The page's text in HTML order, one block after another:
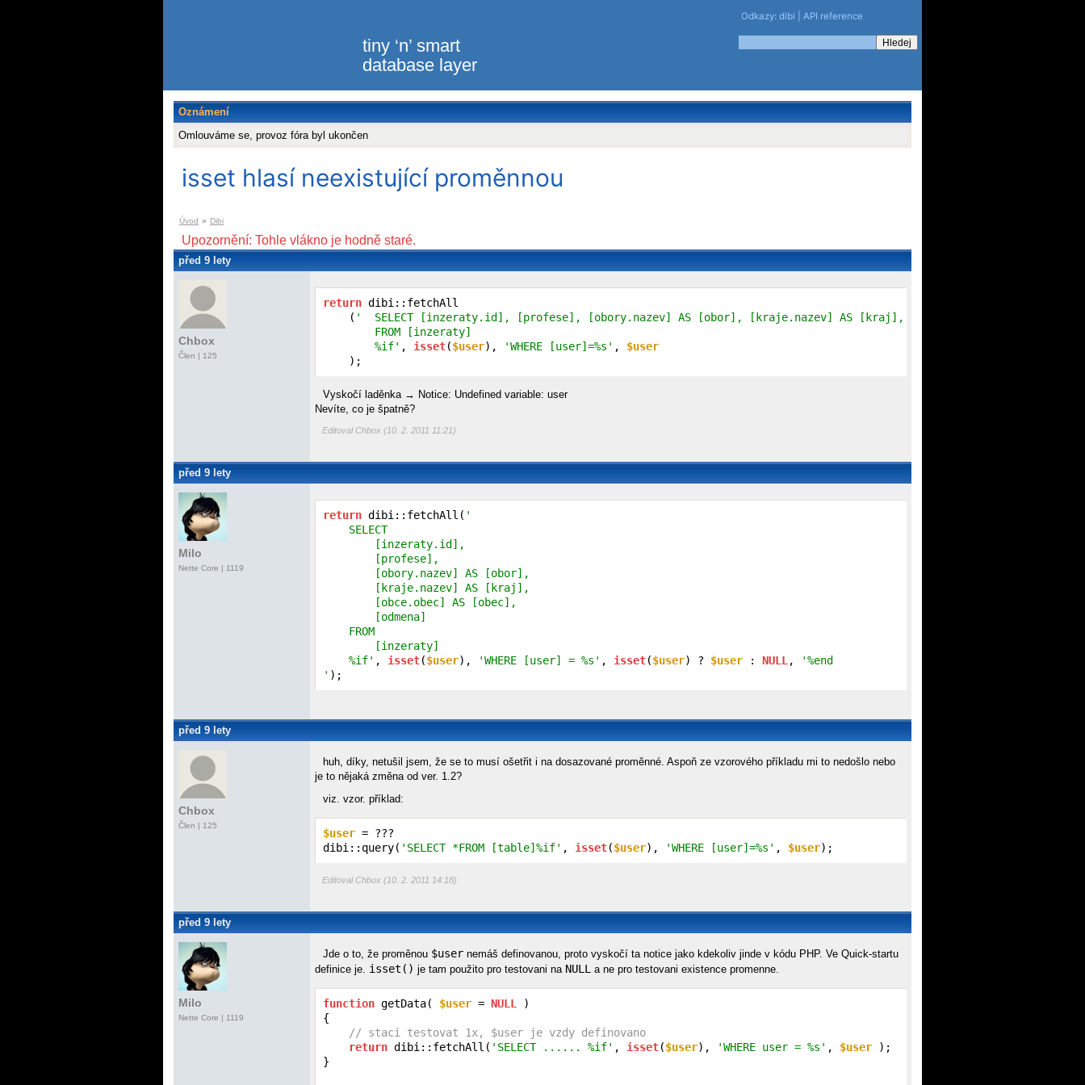
tiny ‘n’ smart
database layer
Odkazy: dibi API reference
Oznámení
Omlouváme se, provoz fóra byl ukončen
isset hlasí neexistující proměnnou
Úvod » Dibi
Upozornění: Tohle vlákno je hodně staré.
před 9 lety
Chbox
Člen | 125
return dibi::fetchAll
    (
'  SELECT [inzeraty.id], [profese], [obory.nazev] AS [obor], [kraje.nazev] AS [kraj], [obce.obec] AS [obec],
        FROM [inzeraty]
        %if'
, isset($user), 'WHERE [user]=%s' , $user
    );
Vyskočí laděnka → Notice: Undefined variable: user
Nevíte, co je špatně?
Editoval Chbox (10. 2. 2011 11:21)
před 9 lety
Milo
Nette Core | 1119
return dibi::fetchAll( '
    SELECT
        [inzeraty.id],
        [profese],
        [obory.nazev] AS [obor],
        [kraje.nazev] AS [kraj],
        [obce.obec] AS [obec],
        [odmena]
    FROM
        [inzeraty]
    %if'
, isset($user), 'WHERE [user] = %s' , isset($user) ? $user : NULL ,
'%end
' );
před 9 lety
Chbox
Člen | 125
huh, díky, netušil jsem, že se to musí ošetřit i na dosazované proměnné. Aspoň ze vzorového příkladu mi to nedošlo nebo
je to nějaká změna od ver. 1.2?
viz. vzor. příklad:
$user = ???
dibi::query( 'SELECT *FROM [table]%if' , isset($user), 'WHERE [user]=%s' , $user);
Editoval Chbox (10. 2. 2011 14:18)
před 9 lety
Milo
Nette Core | 1119
Jde o to, že proměnou $user nemáš definovanou, proto vyskočí ta notice jako kdekoliv jinde v kódu PHP. Ve Quick-startu
definice je. isset() je tam použito pro testovani na NULL a ne pro testovani existence promenne.
function getData( $user = NULL
)
{
// staci testovat 1x, $user je vzdy definovano
return dibi::fetchAll( 'SELECT ...... %if' , isset($user), 'WHERE user = %s' , $user );
}